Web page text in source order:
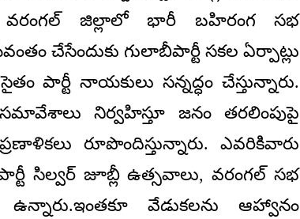
వరంగల్ జిల్లాలో భారీ బహిరంగ సభ
చేసేందుకు గులాబీపార్టీ సకల ఏర్పాట్లు
పార్టీ నాయకులు సన్నద్ధం చేస్తున్నారు.
నిర్వహిస్తూ జనం తరలింపుపై
రూపొందిస్తున్నారు. ఎవరికివారు
సిల్వర్ జూబ్లీ ఉత్సవాలు, వరంగల్ సభ
వేడుకలను ఆహ్వానం